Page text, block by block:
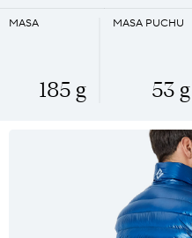
MASA
185 g
MASA PUCHU
53 g